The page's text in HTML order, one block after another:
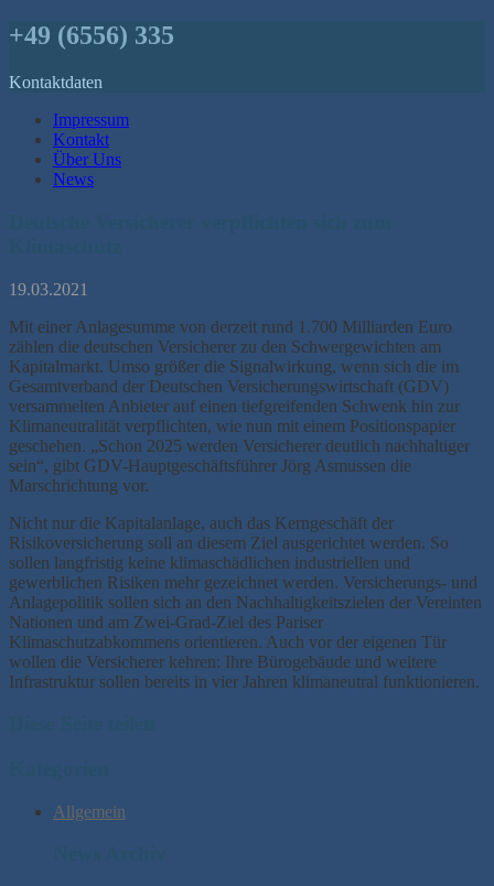
+49 (6556) 335
Kontaktdaten
Impressum
Kontakt
Über Uns
News
19.03.2021
Mit einer Anlagesumme von derzeit rund 1.700 Milliarden Euro
zählen die deutschen Versicherer zu den Schwergewichten am
Kapitalmarkt. Umso größer die Signalwirkung, wenn sich die im
Gesamtverband der Deutschen Versicherungswirtschaft (GDV)
versammelten Anbieter auf einen tiefgreifenden Schwenk hin zur
Klimaneutralität verpflichten, wie nun mit einem Positionspapier
geschehen. „Schon 2025 werden Versicherer deutlich nachhaltiger
sein“, gibt GDV-Hauptgeschäftsführer Jörg Asmussen die
Marschrichtung vor.
Nicht nur die Kapitalanlage, auch das Kerngeschäft der
Risikoversicherung soll an diesem Ziel ausgerichtet werden. So
sollen langfristig keine klimaschädlichen industriellen und
gewerblichen Risiken mehr gezeichnet werden. Versicherungs- und
Anlagepolitik sollen sich an den Nachhaltigkeitszielen der Vereinten
Nationen und am Zwei-Grad-Ziel des Pariser
Klimaschutzabkommens orientieren. Auch vor der eigenen Tür
wollen die Versicherer kehren: Ihre Bürogebäude und weitere
Infrastruktur sollen bereits in vier Jahren klimaneutral funktionieren.
Allgemein